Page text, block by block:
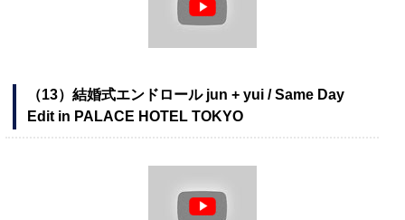
（13）結婚式エンドロール jun + yui / Same Day
Edit in PALACE HOTEL TOKYO